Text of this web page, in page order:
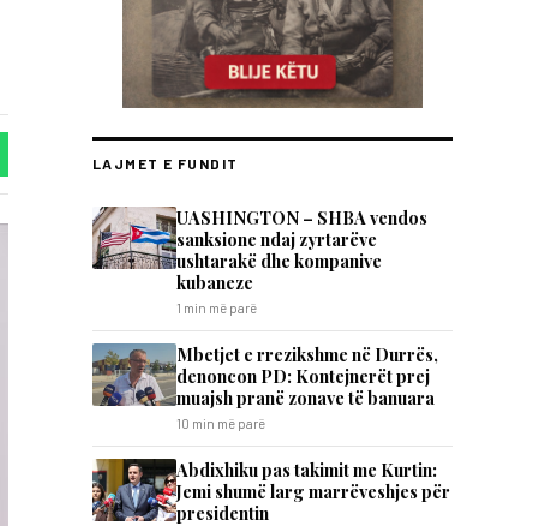
LAJMET E FUNDIT
UASHINGTON – SHBA vendos
sanksione ndaj zyrtarëve
ushtarakë dhe kompanive
kubaneze
1 min më parë
Mbetjet e rrezikshme në Durrës,
denoncon PD: Kontejnerët prej
muajsh pranë zonave të banuara
10 min më parë
Abdixhiku pas takimit me Kurtin:
Jemi shumë larg marrëveshjes për
presidentin